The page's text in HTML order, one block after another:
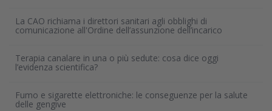
La CAO richiama i direttori sanitari agli obblighi di
comunicazione all'Ordine dell’assunzione dell’incarico
Terapia canalare in una o più sedute: cosa dice oggi
l’evidenza scientifica?
Fumo e sigarette elettroniche: le conseguenze per la salute
delle gengive